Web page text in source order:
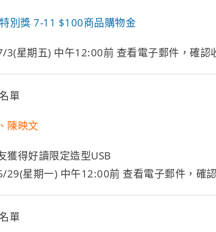
別獎 7-11 $100商品購物金
3(星期五) 中午12:00前 查看電子郵件，確認
單
陳映文
獲得好讀限定造型USB
29(星期一) 中午12:00前 查看電子郵件，確
單